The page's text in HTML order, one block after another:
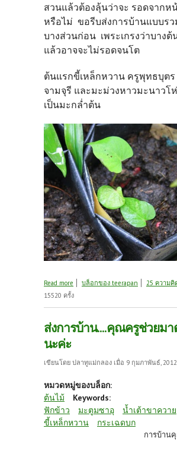
สวนแล้วต้องลุ้นว่าจะ รอดจากห
หรือไม่ ขอรีบส่งการบ้านแบบรว
บางส่วนก่อน เพระเกรงว่าบางต้
แล้วอาจจะไม่รอดจนโต
ต้นแรกขี้เหล็กหวาน ครูพุทธบุตร
จามจุรี และมะม่วงหาวมะนาวโ
เป็นมะกล่ำต้น
Read more about ส่งการบ้านแบบรวม
บล็อกของ teerapan 25 ความคิ
15520 ครั้ง
ส่งการบ้าน....คุณครูช่วยม
นะค่ะ
เขียนโดย ปลาทูแม่กลอง เมื่อ 9 กุมภาพันธ์, 2012
หมวดหมู่ของบล็อก:
ต้นไม้
Keywords:
ฟักข้าว
มะตูมซาอุ
น้ำเต้าขาควาย
ขี้เหล็กหวาน
กระเฉดบก
การบ้าน